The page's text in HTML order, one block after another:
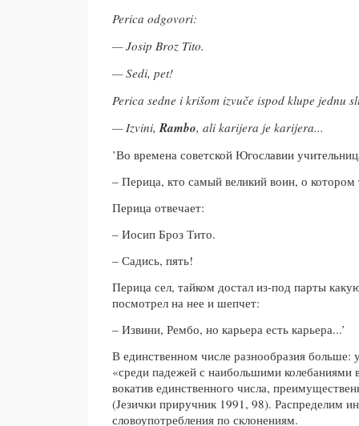
Perica odgovori:
— Josip Broz Tito.
— Sedi, pet!
Perica sedne i krišom izvuče ispod klupe jednu
— Izvini, Rambo, ali karijera je karijera...
’Во времена советской Югославии
– Перица, кто самый великий воин, о
Перица отвечает:
– Иосип Броз Тито.
– Садись, пять!
Перица сел, тайком достал из-под парты
посмотрел на нее и шепчет:
– Извини, Рембо, но карьера есть карьера...’
В единственном числе разнообразия
«среди падежей с наибольшими колебаниями
вокатив единственного числа,
(Jезички приручник 1991, 98). Распределим
словоупотребления по склонениям.